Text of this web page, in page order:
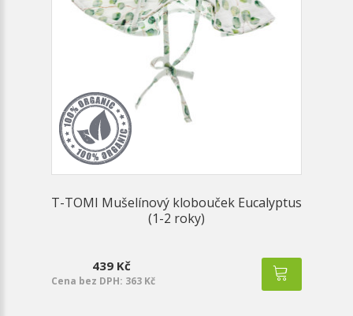
T-TOMI Mušelínový klobouček Eucalyptus
(1-2 roky)
439 Kč
Cena bez DPH: 363 Kč